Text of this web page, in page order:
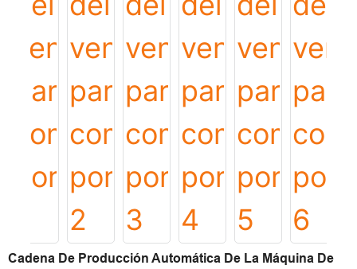
Cadena De Producción Automática De La Máquina De